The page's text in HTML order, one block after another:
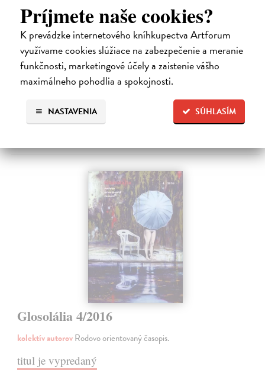
Príjmete naše cookies?
K prevádzke internetového kníhkupectva Artforum
využívame cookies slúžiace na zabezpečenie a meranie
funkčnosti, marketingové účely a zaistenie vášho
maximálneho pohodlia a spokojnosti.
SÚHLASÍM
NASTAVENIA
Rozum 8/2025 - október
kolektív autorov
V Rozume sa Katarína Brziaková venuje spisovateľke Jane Austenovej a
okrem iného tu nájdete aj novú poviedku Pavla Weissa, recenziu
Jaroslava Šranka na zbierku poézie Igora Hochela Vrany na jarmoku či…
4,00 €
Glosolália 4/2016
kolektív autorovRodovo orientovaný časopis.
titul je vypredaný